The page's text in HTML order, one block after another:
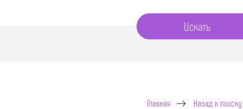
Главная Назад к поиску